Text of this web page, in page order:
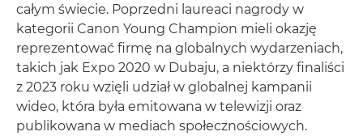
całym świecie. Poprzedni laureaci nagrody w
kategorii Canon Young Champion mieli okazję
reprezentować firmę na globalnych wydarzeniach,
takich jak Expo 2020 w Dubaju, a niektórzy finaliści
z 2023 roku wzięli udział w globalnej kampanii
wideo, która była emitowana w telewizji oraz
publikowana w mediach społecznościowych.